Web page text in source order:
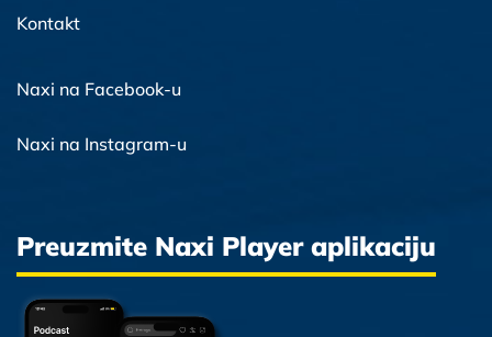
Kontakt
Naxi na Facebook-u
Naxi na Instagram-u
Preuzmite Naxi Player aplikaciju